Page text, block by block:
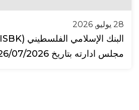
28 يوليو, 2026
مجلس ادارته بتاريخ 26/07/2026.